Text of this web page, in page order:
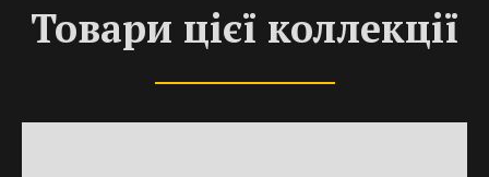
Товари цієї коллекції